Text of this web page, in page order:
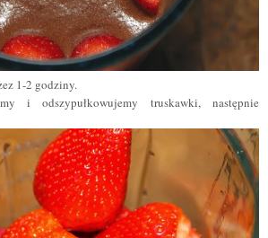
1-2 godziny.
i odszypułkowujemy truskawki, następnie